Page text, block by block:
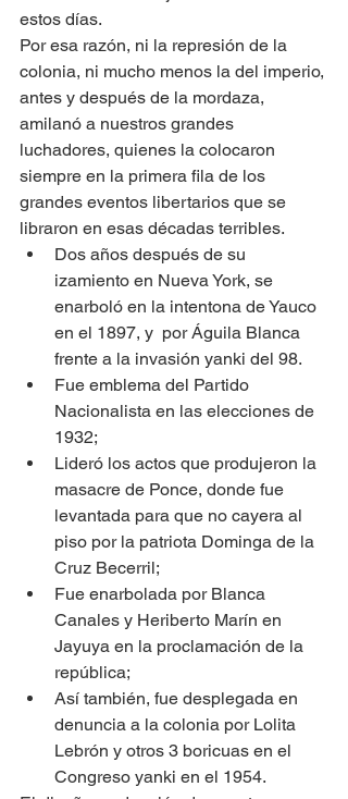
estos días.
Por esa razón, ni la represión de la
colonia, ni mucho menos la del imperio,
antes y después de la mordaza,
amilanó a nuestros grandes
luchadores, quienes la colocaron
siempre en la primera fila de los
grandes eventos libertarios que se
libraron en esas décadas terribles.
Dos años después de su
izamiento en Nueva York, se
enarboló en la intentona de Yauco
en el 1897, y  por Águila Blanca
frente a la invasión yanki del 98.
Fue emblema del Partido
Nacionalista en las elecciones de
1932;
Lideró los actos que produjeron la
masacre de Ponce, donde fue
levantada para que no cayera al
piso por la patriota Dominga de la
Cruz Becerril;
Fue enarbolada por Blanca
Canales y Heriberto Marín en
Jayuya en la proclamación de la
república;
Así también, fue desplegada en
denuncia a la colonia por Lolita
Lebrón y otros 3 boricuas en el
Congreso yanki en el 1954.